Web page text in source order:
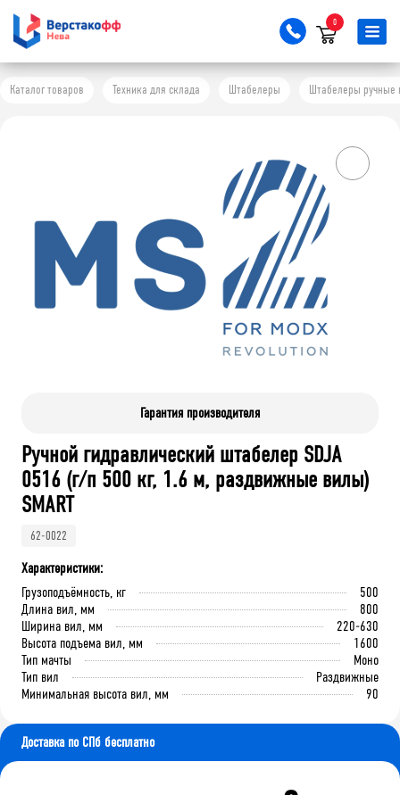
0
Каталог товаров Техника для склада Штабелеры Штабелеры ручные
Гарантия производителя
Ручной гидравлический штабелер SDJA
0516 (г/п 500 кг, 1.6 м, раздвижные вилы)
SMART
62-0022
Характеристики:
Грузоподъёмность, кг
500
Длина вил, мм
800
Ширина вил, мм
220-630
Высота подъема вил, мм
1600
Тип мачты
Моно
Тип вил
Раздвижные
Минимальная высота вил, мм
90
Доставка по СПб бесплатно